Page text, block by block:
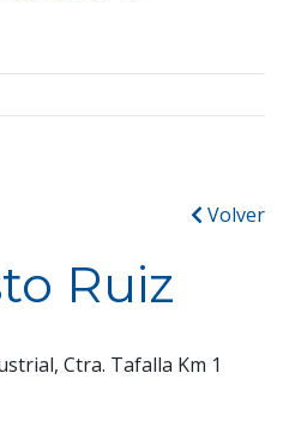
Volver
Ruiz
Ctra. Tafalla Km 1